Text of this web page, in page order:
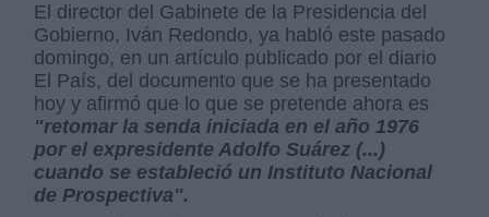
El director del Gabinete de la Presidencia del
Gobierno, Iván Redondo, ya habló este pasado
domingo, en un artículo publicado por el diario
El País, del documento que se ha presentado
hoy y afirmó que lo que se pretende ahora es
"retomar la senda iniciada en el año 1976
por el expresidente Adolfo Suárez (...)
cuando se estableció un Instituto Nacional
de Prospectiva".